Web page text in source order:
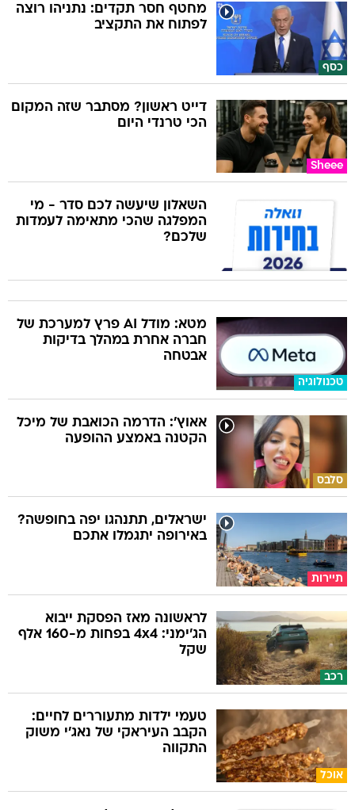
כסף
מחטף חסר תקדים: נתניהו רוצה
לפתוח את התקציב
Sheee
דייט ראשון? מסתבר שזה המקום
הכי טרנדי היום
השאלון שיעשה לכם סדר - מי
המפלגה שהכי מתאימה לעמדות
שלכם?
טכנולוגיה
מטא: מודל AI פרץ למערכת של
חברה אחרת במהלך בדיקות
אבטחה
סלבס
אאוץ': הדרמה הכואבת של מיכל
הקטנה באמצע ההופעה
תיירות
ישראלים, תתנהגו יפה בחופשה?
באירופה יתגמלו אתכם
רכב
לראשונה מאז הפסקת ייבוא
הג'ימני: 4x4 בפחות מ-160 אלף
שקל
אוכל
טעמי ילדות מתעוררים לחיים:
הקבב העיראקי של נאג׳י משוק
התקווה